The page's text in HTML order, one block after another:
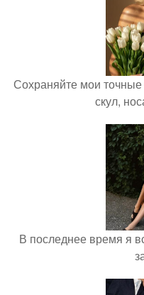
Сохраняйте мои
скул,
В последнее время я